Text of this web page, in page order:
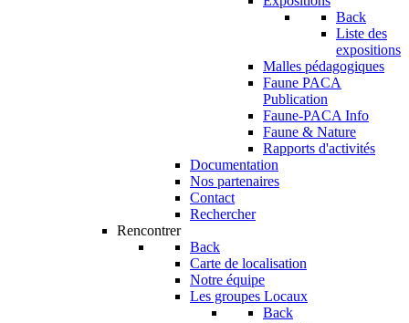
Back
Liste des
expositions
Malles pédagogiques
Faune PACA
Publication
Faune-PACA Info
Faune & Nature
Rapports d'activités
Documentation
Nos partenaires
Contact
Rechercher
Rencontrer
Back
Carte de localisation
Notre équipe
Les groupes Locaux
Back